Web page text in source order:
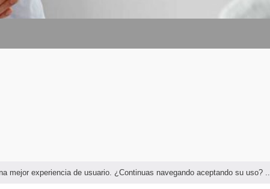
mejor experiencia de usuario. ¿Continuas navegando aceptando su uso? ..